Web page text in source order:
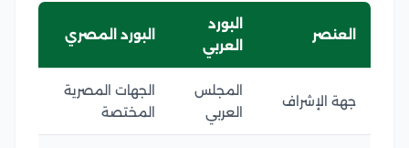
العنصر
البورد
العربي
البورد المصري
جهة الإشراف
المجلس
العربي
الجهات المصرية
المختصة